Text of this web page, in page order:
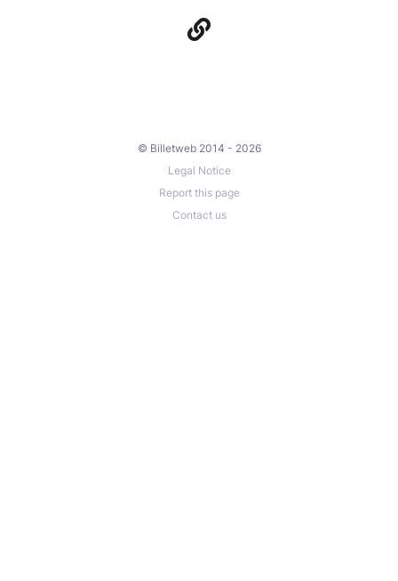
© Billetweb 2014 - 2026
Legal Notice
Report this page
Contact us